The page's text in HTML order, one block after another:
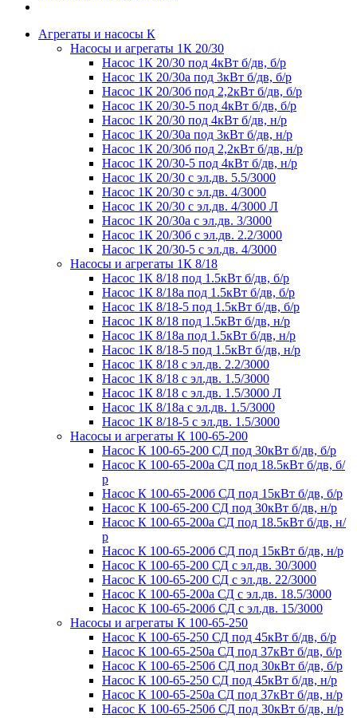
Агрегаты и насосы К
Насосы и агрегаты 1К 20/30
Насос 1К 20/30 под 4кВт б/дв, б/р
Насос 1К 20/30а под 3кВт б/дв, б/р
Насос 1К 20/30б под 2,2кВт б/дв, б/р
Насос 1К 20/30-5 под 4кВт б/дв, б/р
Насос 1К 20/30 под 4кВт б/дв, н/р
Насос 1К 20/30а под 3кВт б/дв, н/р
Насос 1К 20/30б под 2,2кВт б/дв, н/р
Насос 1К 20/30-5 под 4кВт б/дв, н/р
Насос 1К 20/30 с эл.дв. 5.5/3000
Насос 1К 20/30 с эл.дв. 4/3000
Насос 1К 20/30 с эл.дв. 4/3000 Л
Насос 1К 20/30а с эл.дв. 3/3000
Насос 1К 20/30б с эл.дв. 2.2/3000
Насос 1К 20/30-5 с эл.дв. 4/3000
Насосы и агрегаты 1К 8/18
Насос 1К 8/18 под 1.5кВт б/дв, б/р
Насос 1К 8/18а под 1.5кВт б/дв, б/р
Насос 1К 8/18-5 под 1.5кВт б/дв, б/р
Насос 1К 8/18 под 1.5кВт б/дв, н/р
Насос 1К 8/18а под 1.5кВт б/дв, н/р
Насос 1К 8/18-5 под 1.5кВт б/дв, н/р
Насос 1К 8/18 с эл.дв. 2.2/3000
Насос 1К 8/18 с эл.дв. 1.5/3000
Насос 1К 8/18 с эл.дв. 1.5/3000 Л
Насос 1К 8/18а с эл.дв. 1.5/3000
Насос 1К 8/18-5 с эл.дв. 1.5/3000
Насосы и агрегаты К 100-65-200
Насос К 100-65-200 СД под 30кВт б/дв, б/р
Насос К 100-65-200а СД под 18.5кВт б/дв, б/
р
Насос К 100-65-200б СД под 15кВт б/дв, б/р
Насос К 100-65-200 СД под 30кВт б/дв, н/р
Насос К 100-65-200а СД под 18.5кВт б/дв, н/
р
Насос К 100-65-200б СД под 15кВт б/дв, н/р
Насос К 100-65-200 СД с эл.дв. 30/3000
Насос К 100-65-200 СД с эл.дв. 22/3000
Насос К 100-65-200а СД с эл.дв. 18.5/3000
Насос К 100-65-200б СД с эл.дв. 15/3000
Насосы и агрегаты К 100-65-250
Насос К 100-65-250 СД под 45кВт б/дв, б/р
Насос К 100-65-250а СД под 37кВт б/дв, б/р
Насос К 100-65-250б СД под 30кВт б/дв, б/р
Насос К 100-65-250 СД под 45кВт б/дв, н/р
Насос К 100-65-250а СД под 37кВт б/дв, н/р
Насос К 100-65-250б СД под 30кВт б/дв, н/р